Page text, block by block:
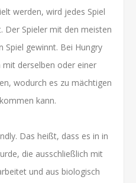
werden, wird jedes Spiel
Spieler mit den meisten
Spiel gewinnt. Bei Hungry
derselben oder einer
wodurch es zu mächtigen
kann.
Das heißt, dass es in in
die ausschließlich mit
und aus biologisch